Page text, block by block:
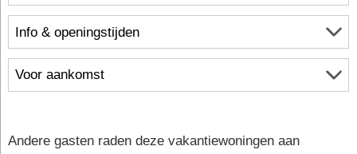
Info & openingstijden
Voor aankomst
Andere gasten raden deze vakantiewoningen aan